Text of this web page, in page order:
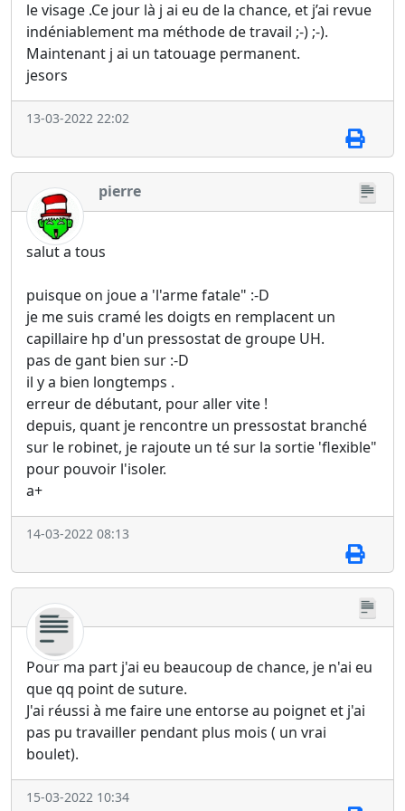
le visage .Ce jour là j ai eu de la chance, et j’ai revue
indéniablement ma méthode de travail ;-) ;-).
Maintenant j ai un tatouage permanent.
jesors
13-03-2022 22:02
pierre
salut a tous
puisque on joue a 'l'arme fatale" :-D
je me suis cramé les doigts en remplacent un
capillaire hp d'un pressostat de groupe UH.
pas de gant bien sur :-D
il y a bien longtemps .
erreur de débutant, pour aller vite !
depuis, quant je rencontre un pressostat branché
sur le robinet, je rajoute un té sur la sortie 'flexible"
pour pouvoir l'isoler.
a+
14-03-2022 08:13
Pour ma part j'ai eu beaucoup de chance, je n'ai eu
que qq point de suture.
J'ai réussi à me faire une entorse au poignet et j'ai
pas pu travailler pendant plus mois ( un vrai
boulet).
15-03-2022 10:34